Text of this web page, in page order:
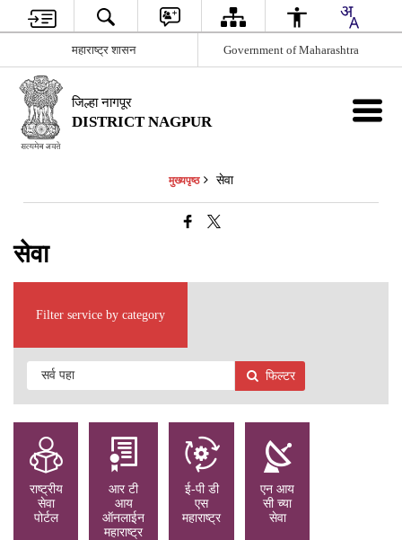
महाराष्ट्र शासन Government of Maharashtra
जिल्हा नागपूर
DISTRICT NAGPUR
मुख्यपृष्ठ सेवा
सेवा
Filter service by category
फिल्टर
राष्ट्रीय
सेवा
पोर्टल
आर टी
आय
ऑनलाईन
महाराष्ट्र
ई-पी डी
एस
महाराष्ट्र
एन आय
सी च्या
सेवा